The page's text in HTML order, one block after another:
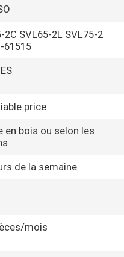
2C SVL65-2L SVL75-2
61515
price
en bois ou selon les
de la semaine
mois